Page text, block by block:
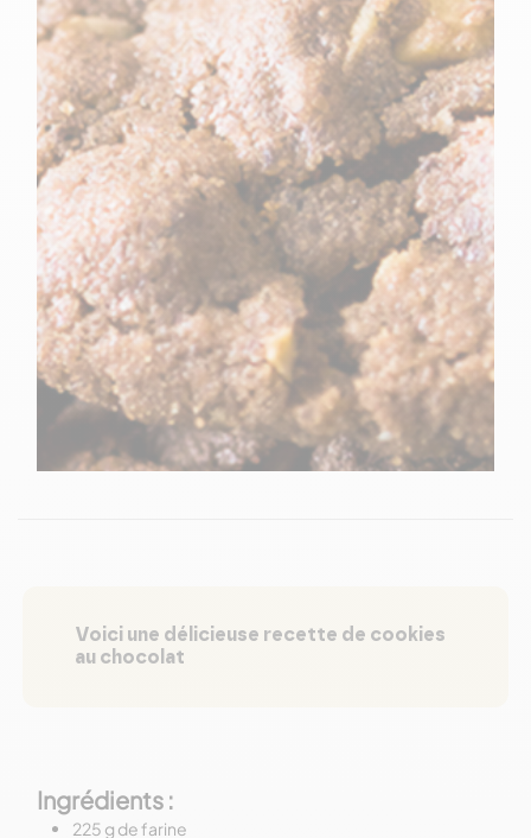
Voici une délicieuse recette de cookies
au chocolat
Ingrédients :
225 g de farine